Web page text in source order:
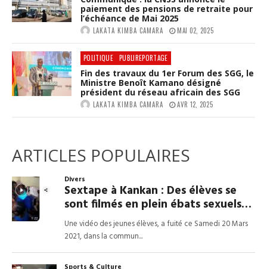
paiement des pensions de retraite pour
l’échéance de Mai 2025
LAKATA KIMBA CAMARA MAI 02, 2025
POLITIQUE PUBLIREPORTAGE
Fin des travaux du 1er Forum des SGG, le
Ministre Benoît Kamano désigné
président du réseau africain des SGG
LAKATA KIMBA CAMARA AVR 12, 2025
ARTICLES POPULAIRES